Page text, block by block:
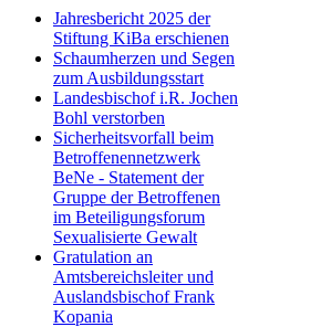
Jahresbericht 2025 der
Stiftung KiBa erschienen
Schaumherzen und Segen
zum Ausbildungsstart
Landesbischof i.R. Jochen
Bohl verstorben
Sicherheitsvorfall beim
Betroffenennetzwerk
BeNe - Statement der
Gruppe der Betroffenen
im Beteiligungsforum
Sexualisierte Gewalt
Gratulation an
Amtsbereichsleiter und
Auslandsbischof Frank
Kopania